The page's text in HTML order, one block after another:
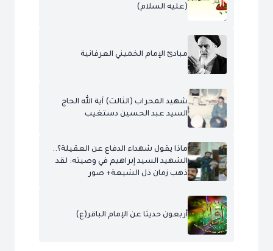
(عليه السلام)
مبادئ الإمام الخميني العرفانية
شهيد المحراب (الثالث) آية الله الحاج
السيد عبد الحسين دستغيب
ماذا يقول شهداء الدفاع عن العقيلة؟..
الشهيد السيد إبراهيم في وصيته: لقد
ذهب زمان ذل الشيعة+ صور
أربعون حديثا عن الإمام الباقر(ع)